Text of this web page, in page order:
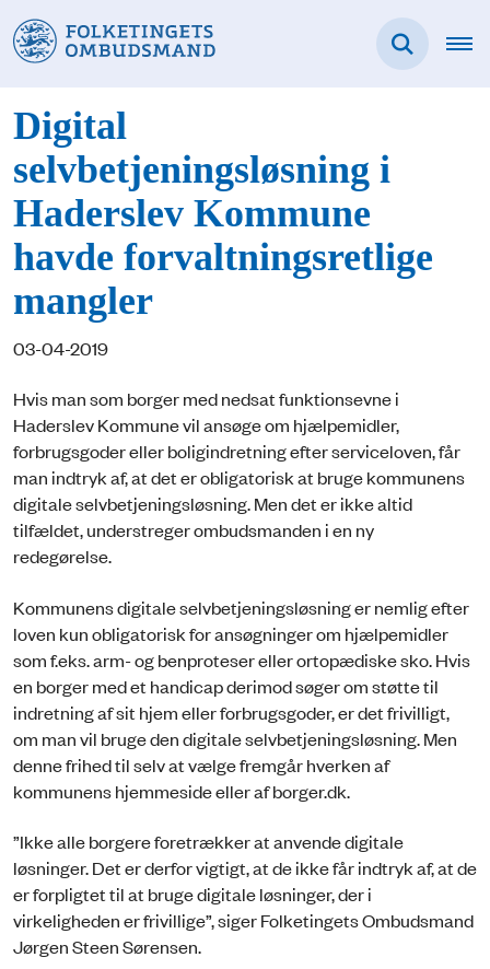
Digital
selvbetjeningsløsning i
Haderslev Kommune
havde forvaltningsretlige
mangler
03-04-2019
Hvis man som borger med nedsat funktionsevne i
Haderslev Kommune vil ansøge om hjælpemidler,
forbrugsgoder eller boligindretning efter serviceloven, får
man indtryk af, at det er obligatorisk at bruge kommunens
digitale selvbetjeningsløsning. Men det er ikke altid
tilfældet, understreger ombudsmanden i en ny
redegørelse.
Kommunens digitale selvbetjeningsløsning er nemlig efter
loven kun obligatorisk for ansøgninger om hjælpemidler
som f.eks. arm- og benproteser eller ortopædiske sko. Hvis
en borger med et handicap derimod søger om støtte til
indretning af sit hjem eller forbrugsgoder, er det frivilligt,
om man vil bruge den digitale selvbetjeningsløsning. Men
denne frihed til selv at vælge fremgår hverken af
kommunens hjemmeside eller af borger.dk.
”Ikke alle borgere foretrækker at anvende digitale
løsninger. Det er derfor vigtigt, at de ikke får indtryk af, at de
er forpligtet til at bruge digitale løsninger, der i
virkeligheden er frivillige”, siger Folketingets Ombudsmand
Jørgen Steen Sørensen.